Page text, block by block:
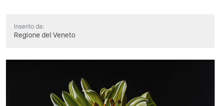
Inserito da:
Regione del Veneto